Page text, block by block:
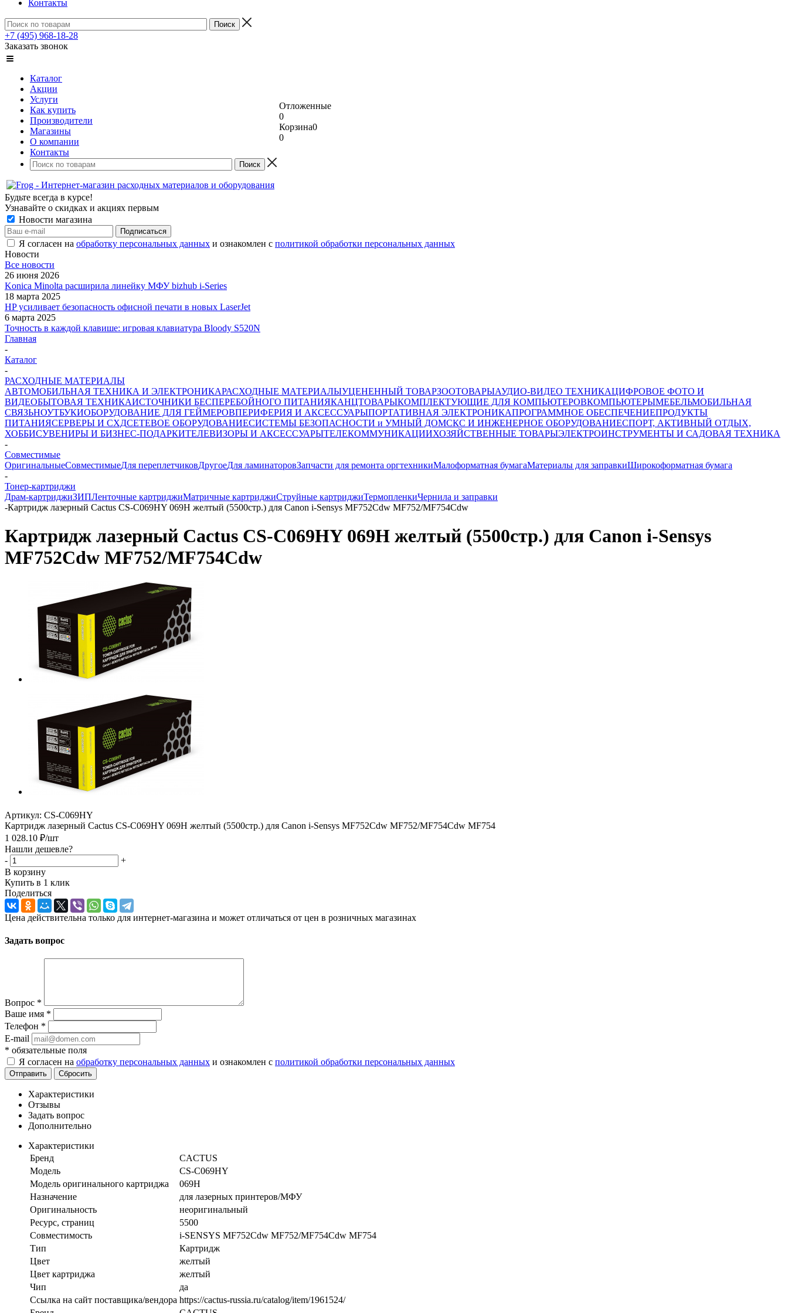
Контакты
+7 (495) 968-18-28
Заказать звонок
Каталог
Акции
Услуги
Как купить
Производители
Магазины
О компании
Контакты
Отложенные
0
Корзина0
0
Будьте всегда в курсе!
Узнавайте о скидках и акциях первым
Новости магазина
Я согласен на обработку персональных данных и ознакомлен с политикой обработки персональных данных
Новости
Все новости
26 июня 2026
Konica Minolta расширила линейку МФУ bizhub i-Series
18 марта 2025
HP усиливает безопасность офисной печати в новых LaserJet
6 марта 2025
Точность в каждой клавише: игровая клавиатура Bloody S520N
Главная
-
Каталог
-
РАСХОДНЫЕ МАТЕРИАЛЫ
АВТОМОБИЛЬНАЯ ТЕХНИКА И ЭЛЕКТРОНИКАРАСХОДНЫЕ МАТЕРИАЛЫУЦЕНЕННЫЙ ТОВАРЗООТОВАРЫАУДИО-ВИДЕО ТЕХНИКАЦИФРОВОЕ ФОТО И
ВИДЕОБЫТОВАЯ ТЕХНИКАИСТОЧНИКИ БЕСПЕРЕБОЙНОГО ПИТАНИЯКАНЦТОВАРЫКОМПЛЕКТУЮЩИЕ ДЛЯ КОМПЬЮТЕРОВКОМПЬЮТЕРЫМЕБЕЛЬМОБИЛЬНАЯ
СВЯЗЬНОУТБУКИОБОРУДОВАНИЕ ДЛЯ ГЕЙМЕРОВПЕРИФЕРИЯ И АКСЕССУАРЫПОРТАТИВНАЯ ЭЛЕКТРОНИКАПРОГРАММНОЕ ОБЕСПЕЧЕНИЕПРОДУКТЫ
ПИТАНИЯСЕРВЕРЫ И СХДСЕТЕВОЕ ОБОРУДОВАНИЕСИСТЕМЫ БЕЗОПАСНОСТИ и УМНЫЙ ДОМСКС И ИНЖЕНЕРНОЕ ОБОРУДОВАНИЕСПОРТ, АКТИВНЫЙ ОТДЫХ,
ХОББИСУВЕНИРЫ И БИЗНЕС-ПОДАРКИТЕЛЕВИЗОРЫ И АКСЕССУАРЫТЕЛЕКОММУНИКАЦИИХОЗЯЙСТВЕННЫЕ ТОВАРЫЭЛЕКТРОИНСТРУМЕНТЫ И САДОВАЯ ТЕХНИКА
-
Совместимые
ОригинальныеСовместимыеДля переплетчиковДругоеДля ламинаторовЗапчасти для ремонта оргтехникиМалоформатная бумагаМатериалы для заправкиШирокоформатная бумага
-
Тонер-картриджи
Драм-картриджиЗИПЛенточные картриджиМатричные картриджиСтруйные картриджиТермопленкиЧернила и заправки
-Картридж лазерный Cactus CS-C069HY 069H желтый (5500стр.) для Canon i-Sensys MF752Cdw MF752/MF754Cdw
Картридж лазерный Cactus CS-C069HY 069H желтый (5500стр.) для Canon i-Sensys
MF752Cdw MF752/MF754Cdw
Артикул: CS-C069HY
Картридж лазерный Cactus CS-C069HY 069H желтый (5500стр.) для Canon i-Sensys MF752Cdw MF752/MF754Cdw MF754
1 028.10 ₽/шт
Нашли дешевле?
-
+
В корзину
Купить в 1 клик
Поделиться
Цена действительна только для интернет-магазина и может отличаться от цен в розничных магазинах
Задать вопрос
Вопрос *
Ваше имя *
Телефон *
E-mail
* обязательные поля
Я согласен на обработку персональных данных и ознакомлен с политикой обработки персональных данных
Отправить Сбросить
Характеристики
Отзывы
Задать вопрос
Дополнительно
Характеристики
Бренд
CACTUS
Модель
CS-C069HY
Модель оригинального картриджа
069H
Назначение
для лазерных принтеров/МФУ
Оригинальность
неоригинальный
Ресурс, страниц
5500
Совместимость
i-SENSYS MF752Cdw MF752/MF754Cdw MF754
Тип
Картридж
Цвет
желтый
Цвет картриджа
желтый
Чип
да
Ссылка на сайт поставщика/вендора https://cactus-russia.ru/catalog/item/1961524/